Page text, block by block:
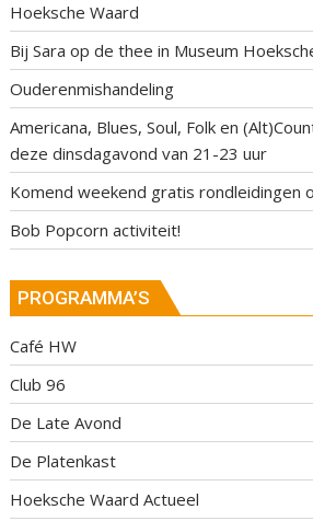
Hoeksche Waard
Bij Sara op de thee in Museum
Ouderenmishandeling
Americana, Blues, Soul, Folk en
deze dinsdagavond van 21-23 uur
Komend weekend gratis rondleidingen
Bob Popcorn activiteit!
PROGRAMMA’S
Café HW
Club 96
De Late Avond
De Platenkast
Hoeksche Waard Actueel